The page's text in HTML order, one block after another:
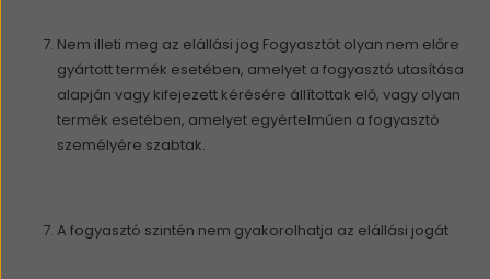
Nem illeti meg az elállási jog Fogyasztót olyan nem előre
gyártott termék esetében, amelyet a fogyasztó utasítása
alapján vagy kifejezett kérésére állítottak elő, vagy olyan
termék esetében, amelyet egyértelműen a fogyasztó
személyére szabtak.
A fogyasztó szintén nem gyakorolhatja az elállási jogát